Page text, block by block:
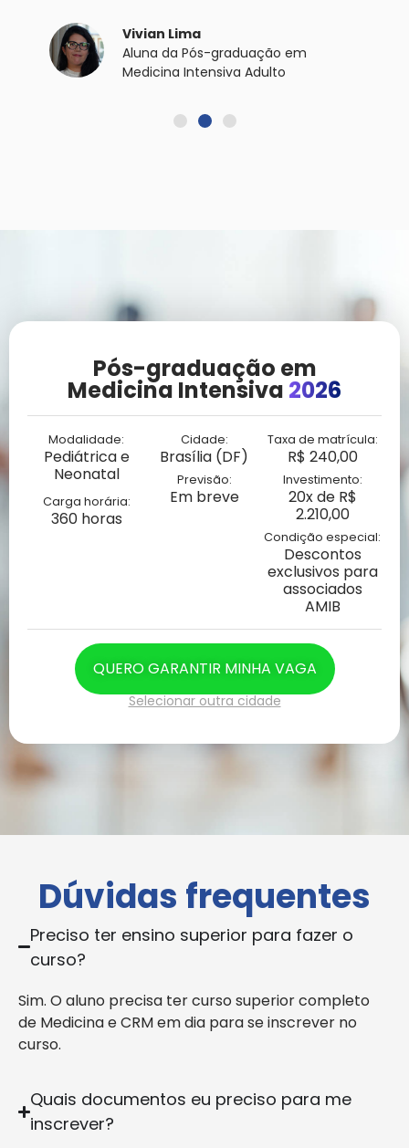
Vivian Lima
Aluna da Pós-graduação em
Medicina Intensiva Adulto
Pós-graduação em
Medicina Intensiva 2026
Modalidade:
Pediátrica e
Neonatal
Carga horária:
360 horas
Cidade:
Brasília (DF)
Previsão:
Em breve
Taxa de matrícula:
R$ 240,00
Investimento:
20x de R$
2.210,00
Condição especial:
Descontos
exclusivos para
associados
AMIB
QUERO GARANTIR MINHA VAGA
Selecionar outra cidade
Dúvidas frequentes
Preciso ter ensino superior para fazer o
curso?
Sim. O aluno precisa ter curso superior completo
de Medicina e CRM em dia para se inscrever no
curso.
Quais documentos eu preciso para me
inscrever?